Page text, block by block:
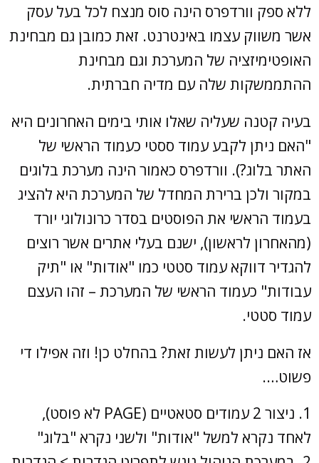
ללא ספק וורדפרס הינה סוס מנצח לכל בעל עסק
אשר משווק עצמו באינטרנט. זאת כמובן גם מבחינת
האופטימיזציה של המערכת וגם מבחינת
ההתממשקות שלה עם מדיה חברתית.
בעיה קטנה שעליה שאלו אותי בימים האחרונים היא
"האם ניתן לקבע עמוד ססטי כעמוד הראשי של
האתר בלוג?). וורדפרס כאמור הינה מערכת בלוגים
במקור ולכן ברירת המחדל של המערכת היא להציג
בעמוד הראשי את הפוסטים בסדר כרונולוגי יורד
(מהאחרון לראשון), ישנם בעלי אתרים אשר רוצים
להגדיר דווקא עמוד סטטי כמו "אודות" או "תיק
עבודות" כעמוד הראשי של המערכת – זהו העצם
עמוד סטטי.
אז האם ניתן לעשות זאת? בהחלט כן! וזה אפילו די
פשוט….
1. ניצור 2 עמודים סטאטיים (PAGE לא פוסט),
לאחד נקרא למשל "אודות" ולשני נקרא "בלוג"